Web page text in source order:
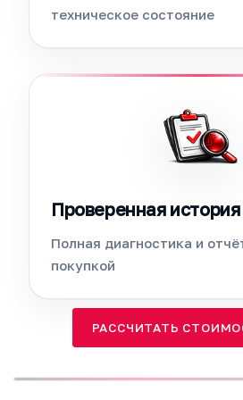
техническое состояние
Проверенная история
Полная диагностика и
покупкой
РАССЧИТАТЬ